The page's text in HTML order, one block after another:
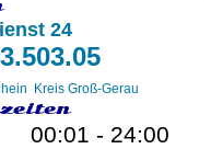
24
Kreis Groß-Gerau
00:01 - 24:00